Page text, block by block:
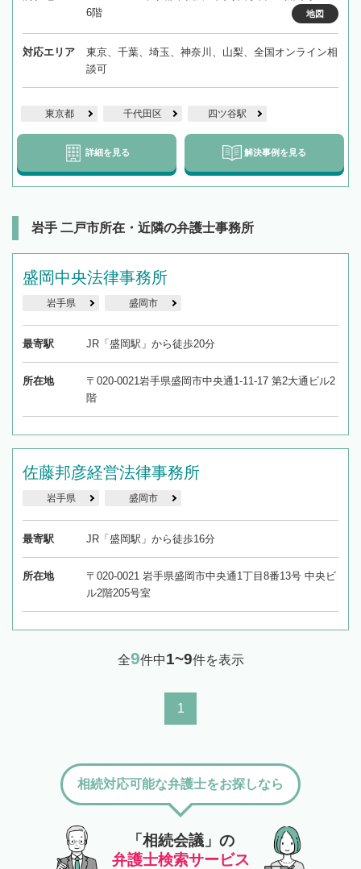
6階
地図
対応エリア
東京、千葉、埼玉、神奈川、山梨、全国オンライン相
談可
東京都 千代田区 四ツ谷駅
詳細を見る 解決事例を見る
岩手 二戸市所在・近隣の弁護士事務所
盛岡中央法律事務所
岩手県 盛岡市
最寄駅 JR「盛岡駅」から徒歩20分
所在地
〒020-0021岩手県盛岡市中央通1-11-17 第2大通ビル2
階
佐藤邦彦経営法律事務所
岩手県 盛岡市
最寄駅 JR「盛岡駅」から徒歩16分
所在地
〒020-0021 岩手県盛岡市中央通1丁目8番13号 中央ビ
ル2階205号室
全9件中1~9件を表示
1
「相続会議」の
弁護士検索サービス
相続対応可能な弁護士をお探しなら